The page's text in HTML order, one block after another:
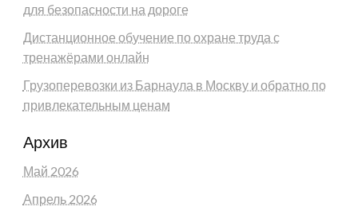
для безопасности на дороге
Дистанционное обучение по охране труда с
тренажёрами онлайн
Грузоперевозки из Барнаула в Москву и обратно по
привлекательным ценам
Архив
Май 2026
Апрель 2026